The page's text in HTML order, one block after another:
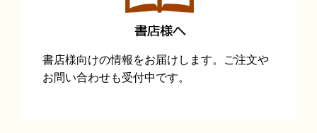
書店様向けの情報をお届けします。ご注文や
お問い合わせも受付中です。